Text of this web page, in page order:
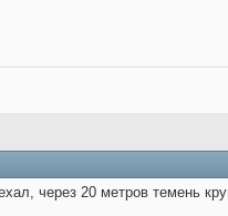
через 20 метров темень